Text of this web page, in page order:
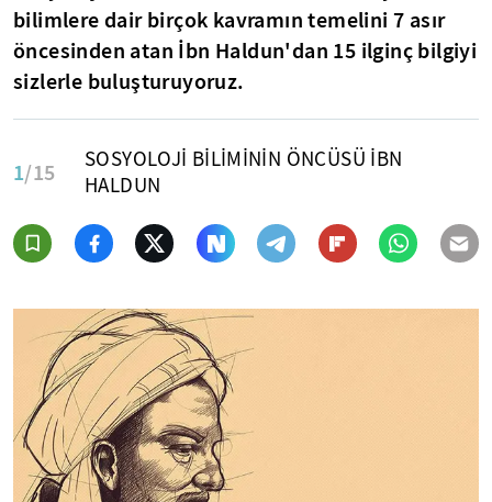
bilimlere dair birçok kavramın temelini 7 asır
öncesinden atan İbn Haldun'dan 15 ilginç bilgiyi
sizlerle buluşturuyoruz.
1/15
SOSYOLOJİ BİLİMİNİN ÖNCÜSÜ İBN
HALDUN